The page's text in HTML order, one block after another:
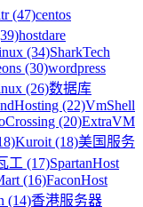
(47)centos
hostdare
(34)SharkTech
(30)wordpress
(26)数据库
(22)VmShell
(20)ExtraVM
Kuroit (18)美国服务
工 (17)SpartanHost
(16)FaconHost
(14)香港服务器